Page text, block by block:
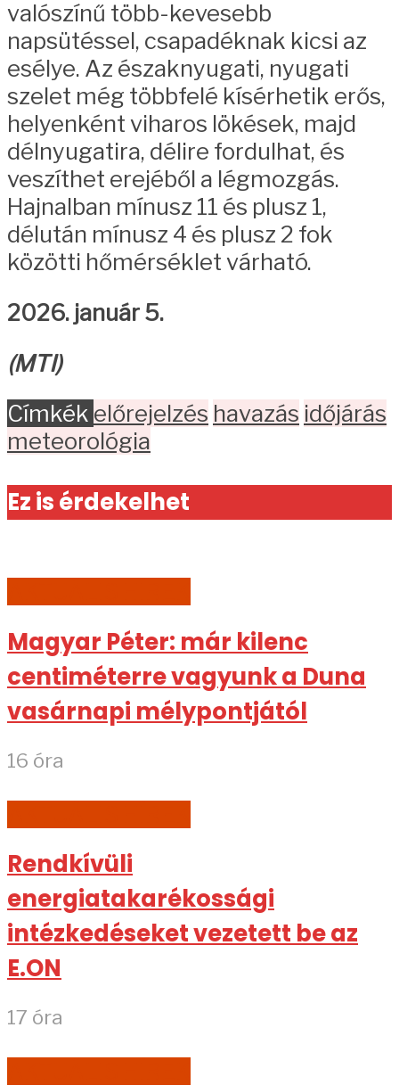
valószínű több-kevesebb
napsütéssel, csapadéknak kicsi az
esélye. Az északnyugati, nyugati
szelet még többfelé kísérhetik erős,
helyenként viharos lökések, majd
délnyugatira, délire fordulhat, és
veszíthet erejéből a légmozgás.
Hajnalban mínusz 11 és plusz 1,
délután mínusz 4 és plusz 2 fok
közötti hőmérséklet várható.
2026. január 5.
(MTI)
Címkék előrejelzés havazás időjárás
meteorológia
Ez is érdekelhet
Magyar Péter: már kilenc
centiméterre vagyunk a Duna
vasárnapi mélypontjától
16 óra
Rendkívüli
energiatakarékossági
intézkedéseket vezetett be az
E.ON
17 óra